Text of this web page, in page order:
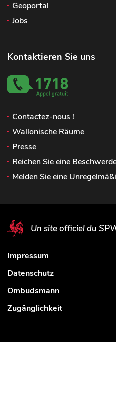
Geoportal
Jobs
Kontaktieren Sie uns
Contactez-nous !
Wallonische Räume
Presse
Reichen Sie eine
Melden Sie eine
Un site officiel du
Impressum
Datenschutz
Ombudsmann
Zugänglichkeit